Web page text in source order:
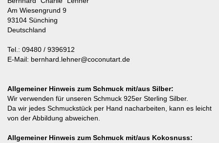
Am Wiesengrund 9
93104 Sünching
Deutschland
Tel.: 09480 / 9396912
E-Mail: bernhard.lehner@coconutart.de
Allgemeiner Hinweis zum Schmuck mit/aus Silber:
Wir verwenden für unseren Schmuck 925er Sterling Silber.
Da wir jedes Schmuckstück per Hand nacharbeiten, kann es leicht
von der Abbildung abweichen.
Allgemeiner Hinweis zum Schmuck mit/aus Kokosnuss: